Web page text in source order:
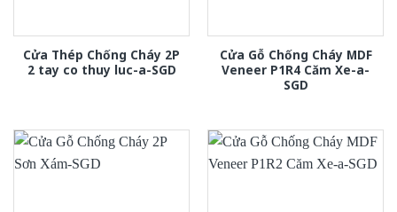
Cửa Thép Chống Cháy 2P
2 tay co thuy luc-a-SGD
Cửa Gỗ Chống Cháy MDF
Veneer P1R4 Căm Xe-a-
SGD